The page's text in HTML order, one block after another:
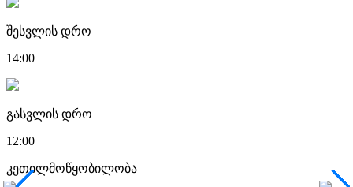
შესვლის დრო
14:00
გასვლის დრო
12:00
კეთილმოწყობილობა